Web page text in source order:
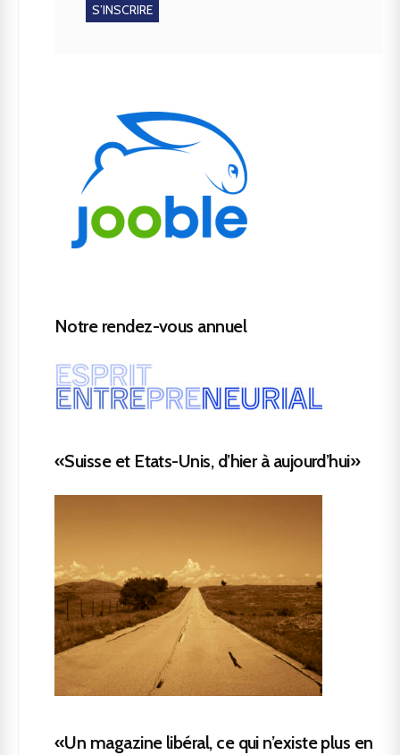
Notre rendez-vous annuel
«Suisse et Etats-Unis, d’hier à aujourd’hui»
«Un magazine libéral, ce qui n’existe plus en